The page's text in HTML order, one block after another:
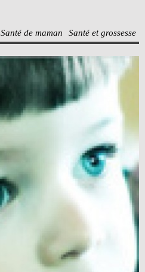
Santé de maman Santé et grossesse